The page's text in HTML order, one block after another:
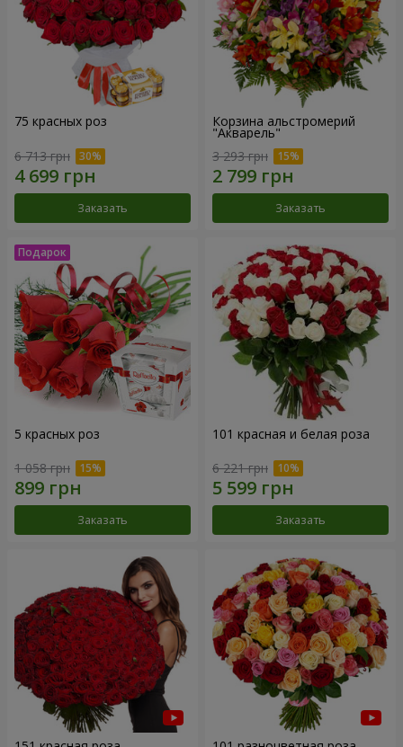
75 красных роз
6 713 грн
Заказать
Корзина альстромерий
"Акварель"
3 293 грн
Заказать
5 красных роз
1 058 грн
Заказать
101 красная и белая роза
6 221 грн
Заказать